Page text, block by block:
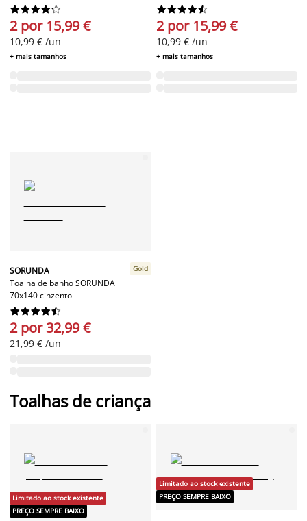






2 por 15,99 €
10,99 € /un
+ mais tamanhos






2 por 15,99 €
10,99 € /un
+ mais tamanhos
SORUNDA
Toalha de banho SORUNDA
70x140 cinzento
Gold






2 por 32,99 €
21,99 € /un
Toalhas de criança
Limitado ao stock existente
PREÇO SEMPRE BAIXO
Limitado ao stock existente
PREÇO SEMPRE BAIXO